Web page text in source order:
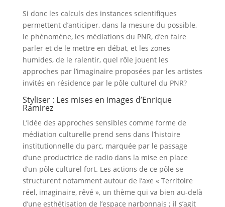
Si donc les calculs des instances scientifiques
permettent d’anticiper, dans la mesure du possible,
le phénomène, les médiations du PNR, d’en faire
parler et de le mettre en débat, et les zones
humides, de le ralentir, quel rôle jouent les
approches par l’imaginaire proposées par les artistes
invités en résidence par le pôle culturel du PNR?
Styliser : Les mises en images d’Enrique
Ramirez
L’idée des approches sensibles comme forme de
médiation culturelle prend sens dans l’histoire
institutionnelle du parc, marquée par le passage
d’une productrice de radio dans la mise en place
d’un pôle culturel fort. Les actions de ce pôle se
structurent notamment autour de l’axe « Territoire
réel, imaginaire, rêvé », un thème qui va bien au-delà
d’une esthétisation de l’espace narbonnais ; il s’agit